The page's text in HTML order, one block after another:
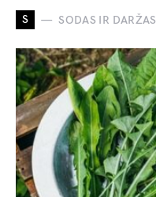
S SODAS IR DARŽAS